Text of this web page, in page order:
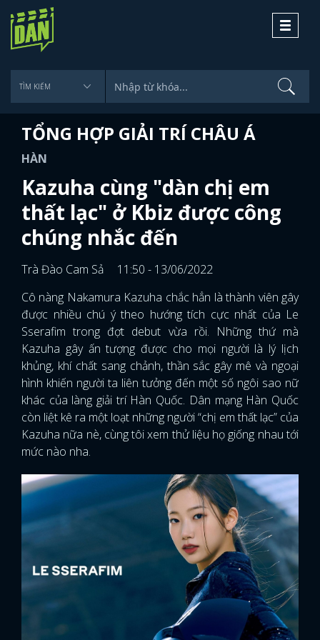
Toggle
TỔNG HỢP GIẢI TRÍ CHÂU Á
HÀN
Kazuha cùng "dàn chị em
thất lạc" ở Kbiz được công
chúng nhắc đến
Trà Đào Cam Sả
11:50 - 13/06/2022
Cô nàng Nakamura Kazuha chắc hẳn là thành viên gây
được nhiều chú ý theo hướng tích cực nhất của Le
Sserafim trong đợt debut vừa rồi. Những thứ mà
Kazuha gây ấn tượng được cho mọi người là lý lịch
khủng, khí chất sang chảnh, thần sắc gây mê và ngoại
hình khiến người ta liên tưởng đến một số ngôi sao nữ
khác của làng giải trí Hàn Quốc. Dân mạng Hàn Quốc
còn liệt kê ra một loạt những người “chị em thất lạc” của
Kazuha nữa nè, cùng tôi xem thử liệu họ giống nhau tới
mức nào nha.